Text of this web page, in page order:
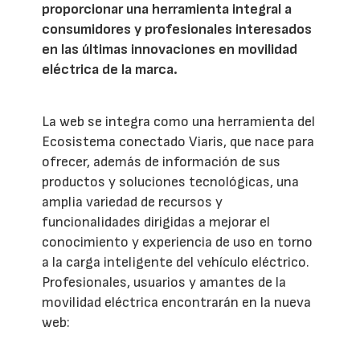
proporcionar una herramienta integral a
consumidores y profesionales interesados
en las últimas innovaciones en movilidad
eléctrica de la marca.
La web se integra como una herramienta del
Ecosistema conectado Viaris, que nace para
ofrecer, además de información de sus
productos y soluciones tecnológicas, una
amplia variedad de recursos y
funcionalidades dirigidas a mejorar el
conocimiento y experiencia de uso en torno
a la carga inteligente del vehículo eléctrico.
Profesionales, usuarios y amantes de la
movilidad eléctrica encontrarán en la nueva
web: